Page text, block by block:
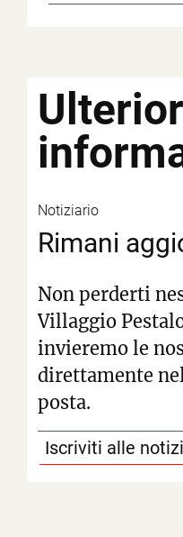
Notiziario
Rimani
Non perderti
Villaggio
invieremo le
direttamente
posta.
Iscriviti alle